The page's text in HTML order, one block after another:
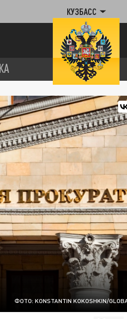
КУЗБАСС
ФОТО: KONSTANTIN KOKOSHKIN/